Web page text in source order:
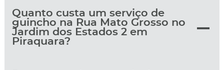
Quanto custa um serviço de
guincho na Rua Mato Grosso no
Jardim dos Estados 2 em
Piraquara?